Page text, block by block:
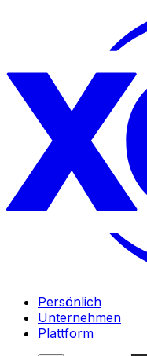
Persönlich
Unternehmen
Plattform